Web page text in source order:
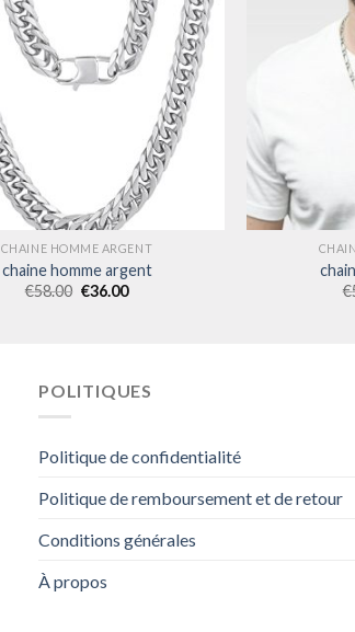
CHAINE HOMME ARGENT
chaine homme argent
€58.00 €36.00
€
POLITIQUES
Politique de confidentialité
Politique de remboursement et de retour
Conditions générales
À propos